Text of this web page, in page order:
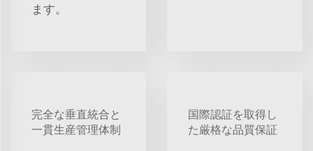
ます。
完全な垂直統合と
一貫生産管理体制
国際認証を取得し
た厳格な品質保証